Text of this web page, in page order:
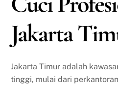
Jakarta
Jakarta Timur adalah
tinggi, mulai dari